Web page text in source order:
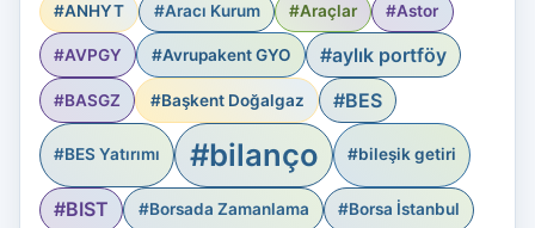
#ANHYT #Aracı Kurum #Araçlar #Astor
#AVPGY #Avrupakent GYO #aylık portföy
#BASGZ #Başkent Doğalgaz #BES
#BES Yatırımı #bilanço #bileşik getiri
#BIST #Borsada Zamanlama #Borsa İstanbul